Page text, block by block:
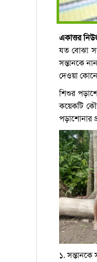
একাত্তর
যত বোঝা
সন্তানকে
দেওয়া
শিশুর
কয়েকটি
পড়াশোনার
১. সন্তানকে